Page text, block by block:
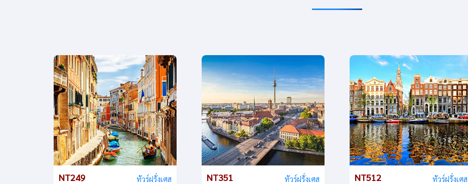
NT249 ทัวร์ฝรั่งเศส NT351 ทัวร์ฝรั่งเศส NT512 ทัวร์ฝรั่งเศส